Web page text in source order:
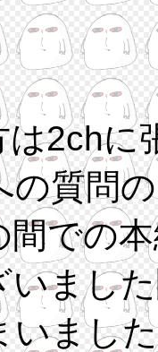
は2chに
の質問
間での
いまし
いまし